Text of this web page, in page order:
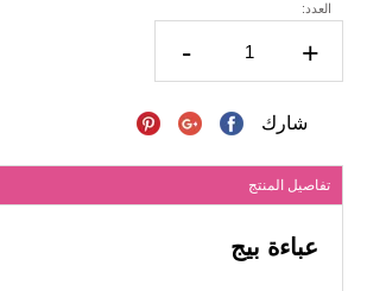
العدد:
- +
شارك
تفاصيل المنتج
عباءة بيج